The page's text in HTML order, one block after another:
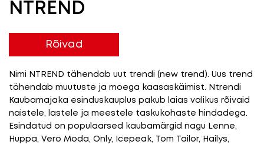
NTREND
Rõivad
Nimi NTREND tähendab uut trendi (new trend). Uus trend
tähendab muutuste ja moega kaasaskäimist. Ntrendi
Kaubamajaka esinduskauplus pakub laias valikus rõivaid
naistele, lastele ja meestele taskukohaste hindadega.
Esindatud on populaarsed kaubamärgid nagu Lenne,
Huppa, Vero Moda, Only, Icepeak, Tom Tailor, Hailys,